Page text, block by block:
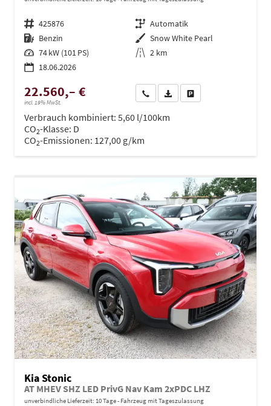
Fahrzeugnr. 425876 Getriebe Automatik
Kraftstoff Benzin Außenfarbe Snow White Pearl
Leistung 74 kW (101 PS) Kilometerstand 2 km
18.06.2026
22.560,– €
incl. 19% MwSt.
Wir rufen Sie anPDF-Datei, Fahrzeugexposé
Verbrauch kombiniert: 5,60 l/100km
CO2-Klasse: D
CO2-Emissionen: 127,00 g/km
Kia Stonic
AT MHEV SHZ LED PrivG Nav Kam 2xPDC LHZ
unverbindliche Lieferzeit: 10 Tage Fahrzeug mit Tageszulassung